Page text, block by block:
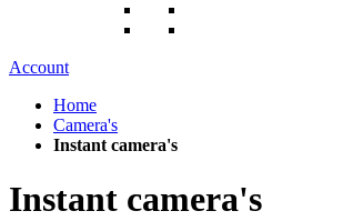
Account
Home
Camera's
Instant camera's
Instant camera's